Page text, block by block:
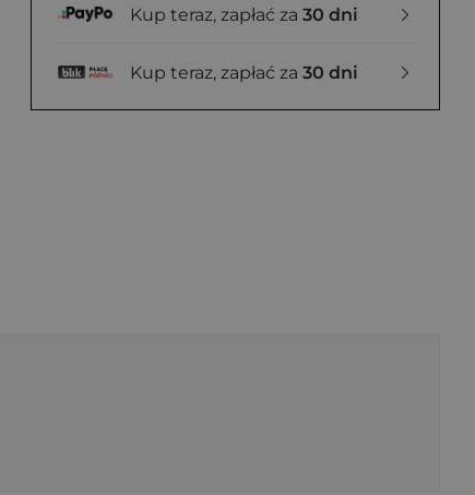
Kup teraz, zapłać za 30 dni
Kup teraz, zapłać za 30 dni